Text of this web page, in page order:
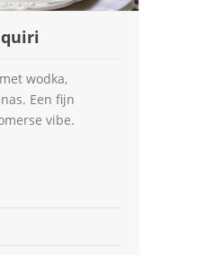
wodka,
Een fijn
vibe.